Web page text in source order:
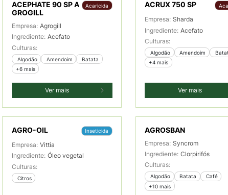
ACEPHATE 90 SP A
GROGILL
Acaricida
Empresa: Agrogill
Ingrediente: Acefato
Culturas:
Algodão Amendoim
Batata
+6 mais
Ver mais
ACRUX 750 SP
Empresa: Sharda
Ingrediente: Acefato
Culturas:
Algodão Amendoim
+4 mais
Ver mais
AGRO-OIL Inseticida
Empresa: Vittia
Ingrediente: Óleo vegetal
Culturas:
Citros
AGROSBAN
Empresa: Syncrom
Ingrediente: Clorpirifós
Culturas:
Algodão Batata
Café
+10 mais